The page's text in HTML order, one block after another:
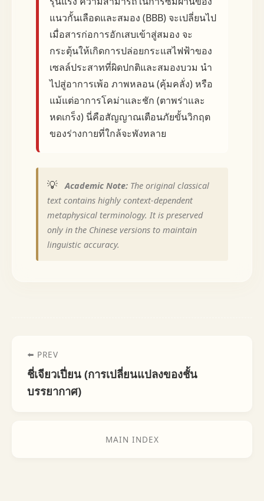
แนวกั้นเลือดและสมอง (BBB) จะเปลี่ยนไป
เมื่อสารก่อการอักเสบเข้าสู่สมอง จะ
กระตุ้นให้เกิดการปล่อยกระแสไฟฟ้าของ
เซลล์ประสาทที่ผิดปกติและสมองบวม นำ
ไปสู่อาการเพ้อ ภาพหลอน (คุ้มคลั่ง) หรือ
แม้แต่อาการโคม่าและชัก (ตาพร่าและ
หดเกร็ง) นี่คือสัญญาณเตือนภัยขั้นวิกฤต
ของร่างกายที่ใกล้จะพังทลาย
💡 Academic Note: The original classical
text contains highly context-dependent
metaphysical terminology. It is preserved
only in the Chinese versions to maintain
linguistic accuracy.
⬅️ PREV
ชี่เจียวเปี่ยน (การเปลี่ยนแปลงของชั้น
บรรยากาศ)
MAIN INDEX